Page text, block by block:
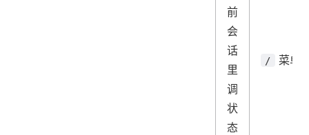
前
会
话
里
调
状
态
/ 菜单